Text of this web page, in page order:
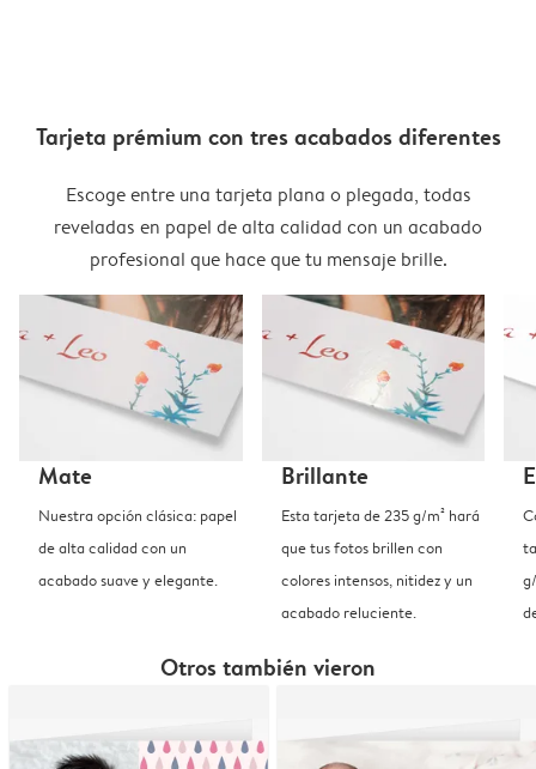
Tarjeta prémium con tres acabados diferentes
Escoge entre una tarjeta plana o plegada, todas
reveladas en papel de alta calidad con un acabado
profesional que hace que tu mensaje brille.
Mate
Nuestra opción clásica: papel
de alta calidad con un
acabado suave y elegante.
Brillante
Esta tarjeta de 235 g/m² hará
que tus fotos brillen con
colores intensos, nitidez y un
acabado reluciente.
Otros también vieron